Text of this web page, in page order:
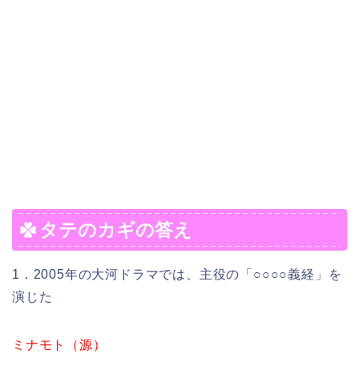
タテのカギの答え
1．2005年の大河ドラマでは、主役の「○○○○義経」を
演じた
ミナモト（源）